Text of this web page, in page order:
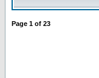
Page 1 of 23